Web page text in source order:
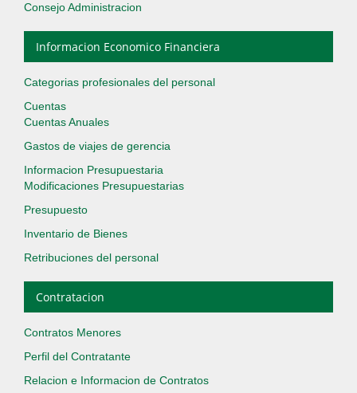
Consejo Administracion
Informacion Economico Financiera
Categorias profesionales del personal
Cuentas
Cuentas Anuales
Gastos de viajes de gerencia
Informacion Presupuestaria
Modificaciones Presupuestarias
Presupuesto
Inventario de Bienes
Retribuciones del personal
Contratacion
Contratos Menores
Perfil del Contratante
Relacion e Informacion de Contratos